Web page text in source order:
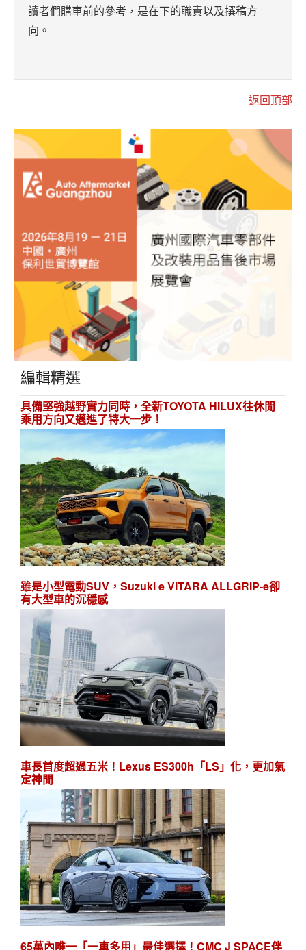
讀者們購車前的參考，是在下的職責以及撰稿方
向。
返回頂部
編輯精選
具備堅強越野實力同時，全新TOYOTA HILUX往休閒
乘用方向又邁進了特大一步！
雖是小型電動SUV，Suzuki e VITARA ALLGRIP-e卻
有大型車的沉穩感
車長首度超過五米！Lexus ES300h「LS」化，更加氣
定神閒
65萬內唯一「一車多用」最佳選擇！CMC J SPACE伴